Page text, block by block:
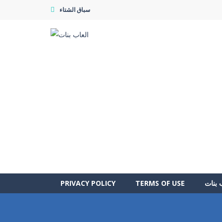
سباق الشتاء
PRIVACY POLICY TERMS OF USE بنات